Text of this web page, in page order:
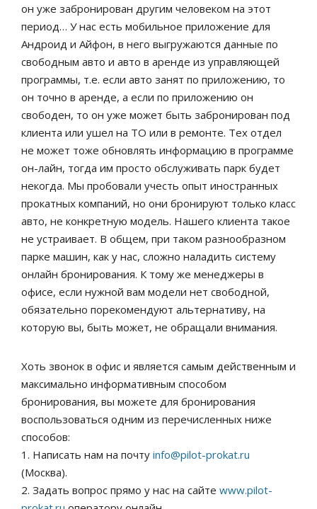
он уже забронирован другим человеком на этот
период… У нас есть мобильное приложение для
Андроид и Айфон, в него выгружаются данные по
свободным авто и авто в аренде из управляющей
программы, т.е. если авто занят по приложению, то
он точно в аренде, а если по приложению он
свободен, то он уже может быть забронирован под
клиента или ушел на ТО или в ремонте. Тех отдел
не может тоже обновлять информацию в программе
он-лайн, тогда им просто обслуживать парк будет
некогда. Мы пробовали учесть опыт иностранных
прокатных компаний, но они бронируют только класс
авто, не конкретную модель. Нашего клиента такое
не устраивает. В общем, при таком разнообразном
парке машин, как у нас, сложно наладить систему
онлайн бронирования. К тому же менеджеры в
офисе, если нужной вам модели нет свободной,
обязательно порекомендуют альтернативу, на
которую вы, быть может, не обращали внимания.
Хоть звонок в офис и является самым действенным и
максимально информативным способом
бронирования, вы можете для бронирования
воспользоваться одним из перечисленных ниже
способов:
1. Написать нам на почту info@pilot-prokat.ru
(Москва).
2. Задать вопрос прямо у нас на сайте www.pilot-